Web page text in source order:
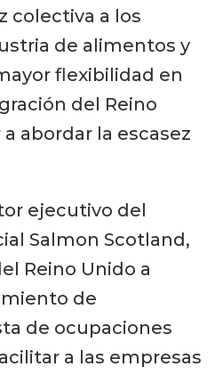
colectiva a los
de alimentos y
flexibilidad en
del Reino
abordar la escasez
ejecutivo del
Salmon Scotland,
Reino Unido a
de
de ocupaciones
a las empresas